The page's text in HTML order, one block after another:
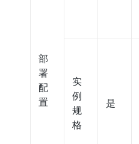
部
署
配
置
实
例
规
格
是